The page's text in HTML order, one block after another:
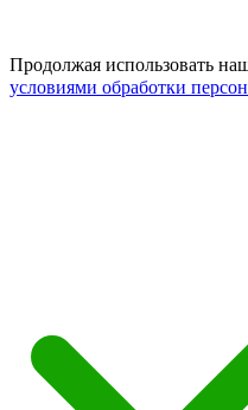
Продолжая использовать
условиями обработки